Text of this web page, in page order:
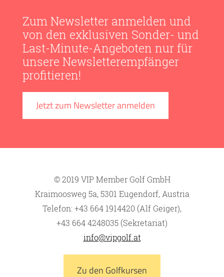
Zum Newsletter anmelden und
von den exklusiven Sonder- und
Last-Minute-Angeboten nur für
unsere Newsletterempfänger
profitieren!
Jetzt zum Newsletter anmelden
© 2019 VIP Member Golf GmbH
Kraimoosweg 5a, 5301 Eugendorf, Austria
Telefon: +43 664 1914420 (Alf Geiger),
+43 664 4248035 (Sekretariat)
info@vipgolf.at
Zu den Golfkursen